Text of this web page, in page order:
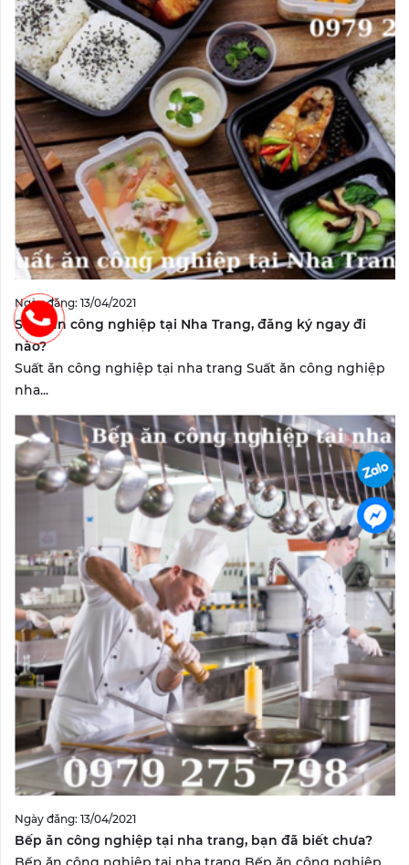
Ngày đăng: 13/04/2021
Suất ăn công nghiệp tại Nha Trang, đăng ký ngay đi
nào?
Suất ăn công nghiệp tại nha trang Suất ăn công nghiệp
nha...
Ngày đăng: 13/04/2021
Bếp ăn công nghiệp tại nha trang, bạn đã biết chưa?